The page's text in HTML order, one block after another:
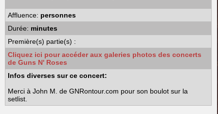
Affluence: personnes
Durée: minutes
Première(s) partie(s) :
Cliquez ici pour accéder aux galeries photos des concerts
de Guns N' Roses
Infos diverses sur ce concert:
Merci à John M. de GNRontour.com pour son boulot sur la
setlist.